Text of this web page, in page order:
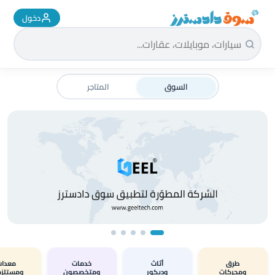
سوق دادسترز الرئيسية دخول
السوق المتاجر
طرق
ومحركات
أثاث
وديكور
خدمات
ومتخصصون